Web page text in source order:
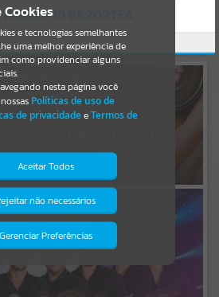
Por favor, aguarde...
Por favor, aguarde...
Por favor, aguarde...
favor, aguarde...
com o tema
do Olhar Turístico"
e tecnologias semelhantes
uma melhor experiência de
como providenciar alguns
nesta página você
Políticas de uso de
de privacidadeeTermos de
Aceitar Todos
não necessários
Gerenciar Preferências
diversos recursos
poderão não estar
DE ZORTÉA